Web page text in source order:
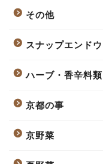
その他
スナップエンドウ
ハーブ・香辛料類
京都の事
京野菜